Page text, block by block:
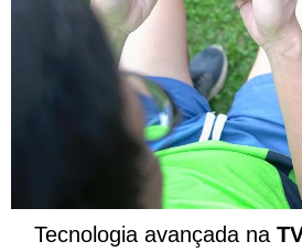
Tecnologia avançada na